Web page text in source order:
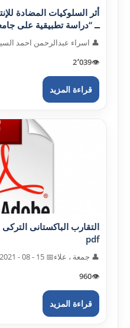
أثر السلوکيات المضادة
ــ “دراسة تطبيقية على
👤 اسراء عبدالرحمن احمد
👁️2٬039
قراءة المزيد
التقارب الباکستانى
pdf
👤 جمعة ، علاء📅 15 - 08 - 2021
👁️
960
قراءة المزيد